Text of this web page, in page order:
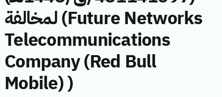
لمخالفة (Future Networks
Telecommunications
Company (Red Bull
Mobile) )